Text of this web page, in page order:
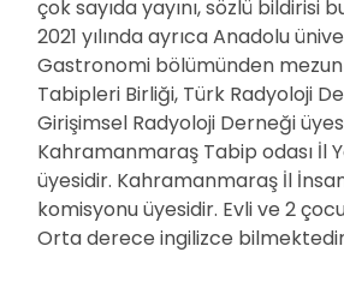
çok sayıda yayını, sözlü bildirisi
2021 yılında ayrıca Anadolu
Gastronomi bölümünden
Tabipleri Birliği, Türk Radyoloji
Girişimsel Radyoloji Derneği
Kahramanmaraş Tabip odası İl
üyesidir. Kahramanmaraş İl
komisyonu üyesidir. Evli ve 2
Orta derece ingilizce